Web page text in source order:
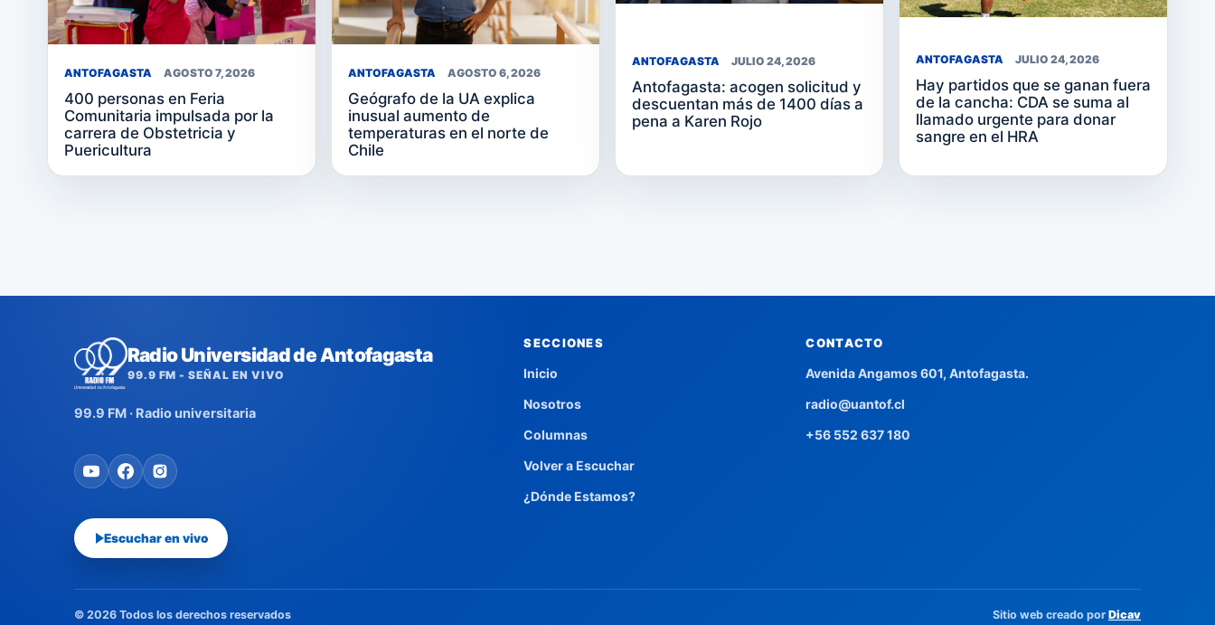
ANTOFAGASTA AGOSTO 7, 2026
400 personas en Feria
Comunitaria impulsada por la
carrera de Obstetricia y
Puericultura
ANTOFAGASTA AGOSTO 6, 2026
Geógrafo de la UA explica
inusual aumento de
temperaturas en el norte de
Chile
ANTOFAGASTA JULIO 24, 2026
Antofagasta: acogen solicitud y
descuentan más de 1400 días a
pena a Karen Rojo
ANTOFAGASTA JULIO 24, 2026
Hay partidos que se ganan fuera
de la cancha: CDA se suma al
llamado urgente para donar
sangre en el HRA
Radio Universidad de Antofagasta
99.9 FM - SEÑAL EN VIVO
99.9 FM · Radio universitaria
Escuchar en vivo
SECCIONES
Inicio
Nosotros
Columnas
Volver a Escuchar
¿Dónde Estamos?
CONTACTO
Avenida Angamos 601, Antofagasta.
radio@uantof.cl
+56 552 637 180
© 2026 Todos los derechos reservados Sitio web creado por Dicav